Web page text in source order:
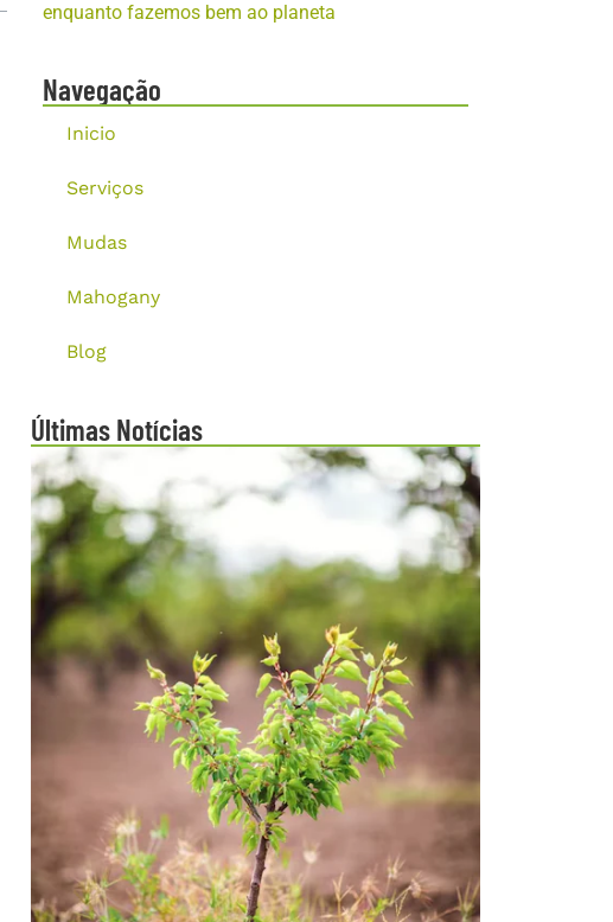
enquanto fazemos bem ao planeta
Navegação
Inicio
Serviços
Mudas
Mahogany
Blog
Últimas Notícias